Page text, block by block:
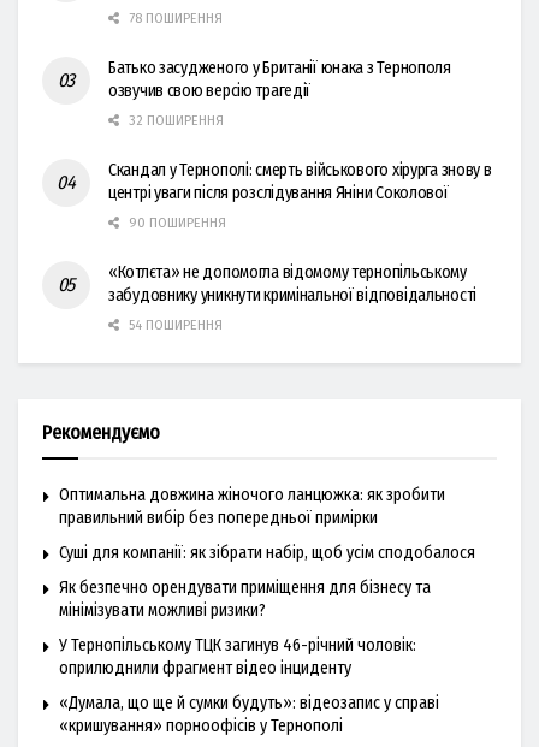
78 ПОШИРЕННЯ
Батько засудженого у Британії юнака з Тернополя
озвучив свою версію трагедії
32 ПОШИРЕННЯ
Скандал у Тернополі: смерть військового хірурга знову в
центрі уваги після розслідування Яніни Соколової
90 ПОШИРЕННЯ
«Котлєта» не допомогла відомому тернопільському
забудовнику уникнути кримінальної відповідальності
54 ПОШИРЕННЯ
Рекомендуємо
Оптимальна довжина жіночого ланцюжка: як зробити
правильний вибір без попередньої примірки
Суші для компанії: як зібрати набір, щоб усім сподобалося
Як безпечно орендувати приміщення для бізнесу та
мінімізувати можливі ризики?
У Тернопільському ТЦК загинув 46-річний чоловік:
оприлюднили фрагмент відео інциденту
«Думала, що ще й сумки будуть»: відеозапис у справі
«кришування» порноофісів у Тернополі